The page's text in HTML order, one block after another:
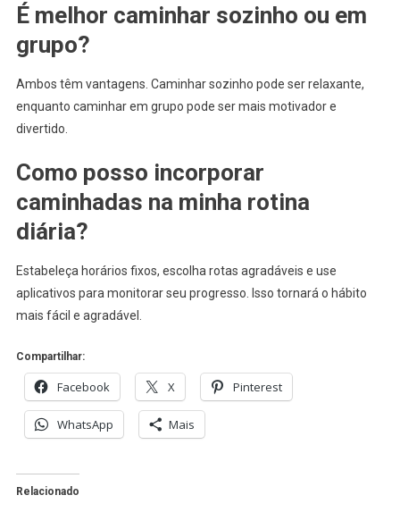
É melhor caminhar sozinho ou em
grupo?
Ambos têm vantagens. Caminhar sozinho pode ser relaxante,
enquanto caminhar em grupo pode ser mais motivador e
divertido.
Como posso incorporar
caminhadas na minha rotina
diária?
Estabeleça horários fixos, escolha rotas agradáveis e use
aplicativos para monitorar seu progresso. Isso tornará o hábito
mais fácil e agradável.
Compartilhar:
Facebook X Pinterest
WhatsApp Mais
Relacionado